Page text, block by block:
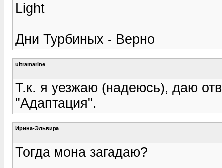
Light
Дни Турбиных - Верно
ultramarine
Т.к. я уезжаю (надеюсь), даю
"Адаптация".
Ирина-Эльвира
Тогда мона загадаю?